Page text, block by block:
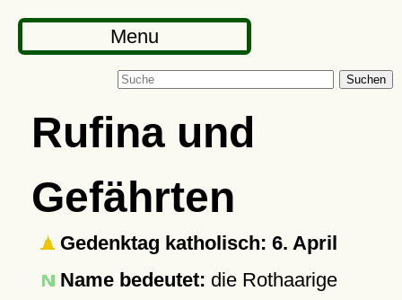
Menu
Suchen
Rufina und
Gefährten
Gedenktag katholisch: 6. April
Name bedeutet: die Rothaarige